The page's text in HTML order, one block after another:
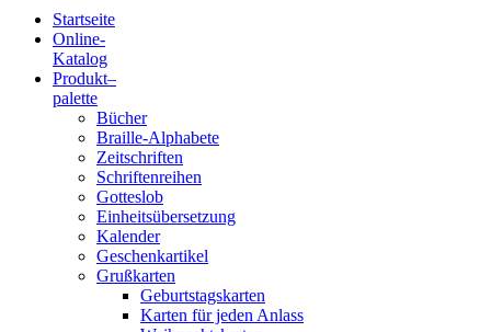
Blindenschrift-
Verlag
Druckerei
gGmbH
Startseite
Online-
Katalog
Produkt–
palette
Bücher
Braille-Alphabete
Zeitschriften
Schriftenreihen
Gotteslob
Einheitsübersetzung
Kalender
Geschenkartikel
Grußkarten
Geburtstagskarten
Karten für jeden Anlass